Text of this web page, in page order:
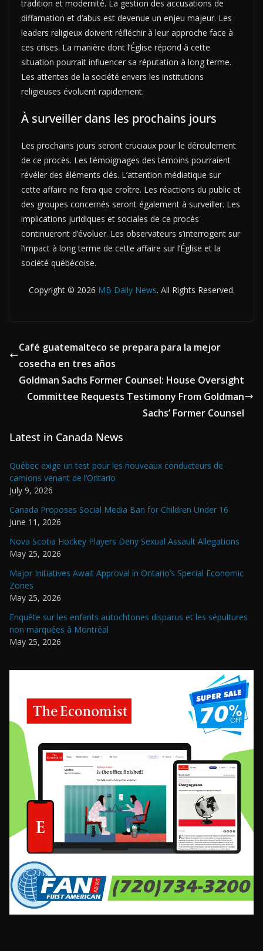
tradition et modernité. La gestion des accusations de
diffamation et d’abus est devenue un enjeu majeur. Les
leaders religieux doivent réfléchir à leur approche face à
ces crises. La manière dont l’Église répond à cette
situation pourrait influencer sa réputation à long terme.
Les attentes de la société envers les institutions
religieuses évoluent rapidement.
À surveiller dans les prochains jours
Les prochains jours seront cruciaux pour le déroulement
de ce procès. Les témoignages des témoins pourraient
révéler des éléments clés. L’attention médiatique sur
cette affaire ne fera que croître. Les réactions du public et
des groupes concernés seront également à surveiller. Les
implications juridiques et sociales de ce procès
continueront d’évoluer. Les observateurs s’interrogent sur
l’impact à long terme de cette affaire sur l’Église et la
société québécoise.
Copyright © 2026 MB Daily News. All Rights Reserved.
Café guatemalteco se prepara para la mejor
cosecha en tres años
Goldman Sachs Former Counsel: House Oversight
Committee Requests Testimony From Goldman
Sachs’ Former Counsel
Latest in Canada News
Québec exige un test pour les nouveaux conducteurs de
camions venant de l’Ontario
July 9, 2026
Canada Proposes Social Media Ban for Children Under 16
June 11, 2026
Nova Scotia Hockey Players Deny Sexual Assault Allegations
May 25, 2026
Major Initiatives Await Approval in Ontario’s Special Economic
Zones
May 25, 2026
Enquête sur les enfants autochtones disparus et les sépultures
non marquées à Montréal
May 25, 2026